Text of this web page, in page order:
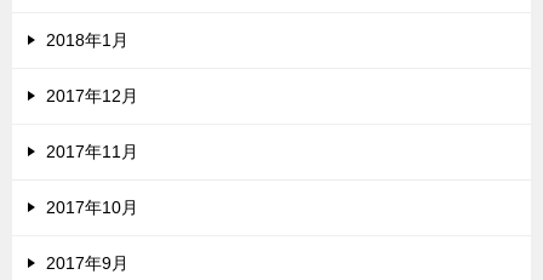
2018年1月
2017年12月
2017年11月
2017年10月
2017年9月